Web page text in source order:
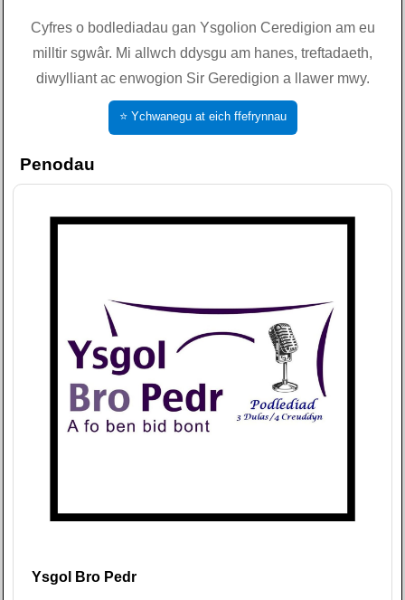
Cyfres o bodlediadau gan Ysgolion Ceredigion am eu
milltir sgwâr. Mi allwch ddysgu am hanes, treftadaeth,
diwylliant ac enwogion Sir Geredigion a llawer mwy.
⭐ Ychwanegu at eich ffefrynnau
Penodau
Ysgol Bro Pedr